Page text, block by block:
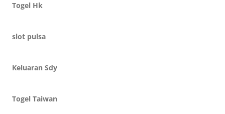
Togel Hk
slot pulsa
Keluaran Sdy
Togel Taiwan